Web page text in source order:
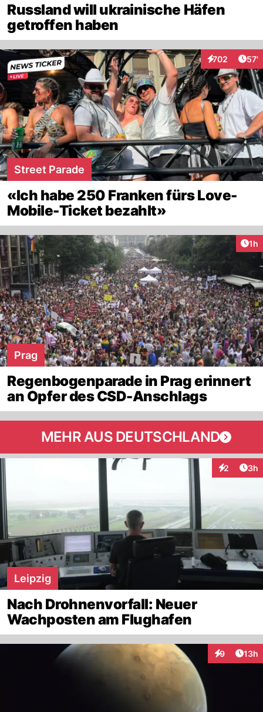
Russland will ukrainische Häfen
getroffen haben
702
Interaktionen
57'
Street Parade
«Ich habe 250 Franken fürs Love-
Mobile-Ticket bezahlt»
1h
Prag
Regenbogenparade in Prag erinnert
an Opfer des CSD-Anschlags
MEHR AUS DEUTSCHLAND
2 3h
Leipzig
Nach Drohnenvorfall: Neuer
Wachposten am Flughafen
9
Interaktionen
13h